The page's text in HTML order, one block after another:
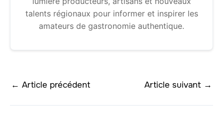
talents régionaux pour informer et inspirer les
amateurs de gastronomie authentique.
← Article précédent Article suivant →